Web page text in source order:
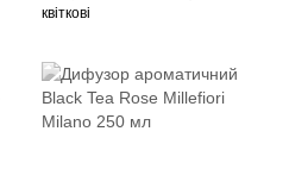
квіткові